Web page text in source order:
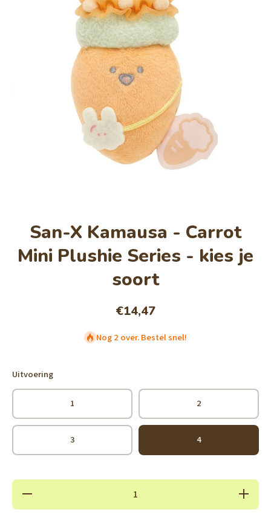
San-X Kamausa - Carrot
Mini Plushie Series - kies je
soort
€14,47
Nog 2 over. Bestel snel!
Uitvoering
1 2
3 4
Hoeveelheid
voor San-X
Verhoog
voor